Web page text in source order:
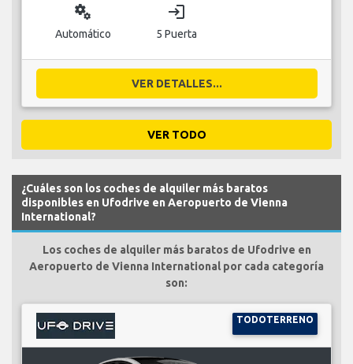
miscellaneous_services
Automático
login
5 Puerta
VER DETALLES...
VER TODO
¿Cuáles son los coches de alquiler más baratos
disponibles en Ufodrive en Aeropuerto de Vienna
International?
Los coches de alquiler más baratos de Ufodrive en
Aeropuerto de Vienna International por cada categoría
son:
TODOTERRENO